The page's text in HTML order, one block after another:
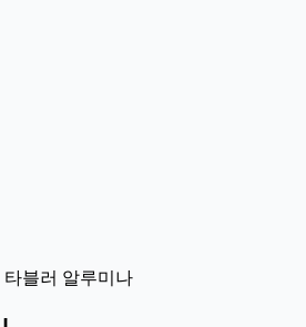
타블러 알루미나